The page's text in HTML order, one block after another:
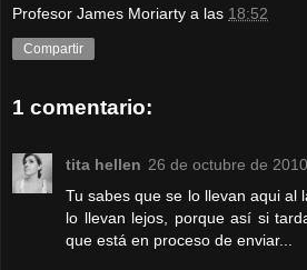
Profesor James Moriarty a las 18:52
Compartir
1 comentario:
tita hellen 26 de octubre de
Tu sabes que se lo llevan aqui al
lo llevan lejos, porque así si
que está en proceso de enviar...